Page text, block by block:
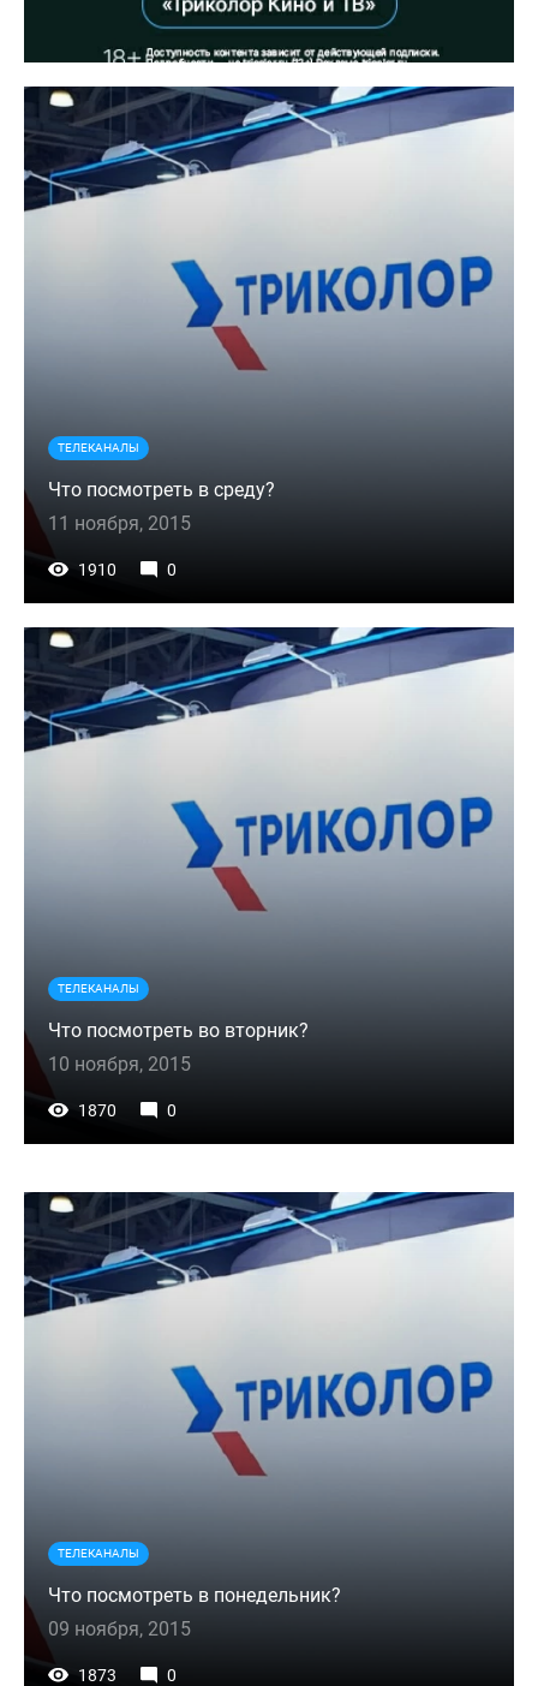
ТЕЛЕКАНАЛЫ
Что посмотреть в среду?
11 ноября, 2015
1910 0
ТЕЛЕКАНАЛЫ
Что посмотреть во вторник?
10 ноября, 2015
1870 0
ТЕЛЕКАНАЛЫ
Что посмотреть в понедельник?
09 ноября, 2015
1873 0